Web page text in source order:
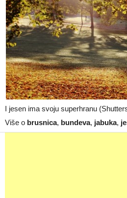
I jesen ima svoju superhranu
Više o brusnica, bundeva, jabuka,